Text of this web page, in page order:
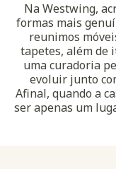
Na Westwing,
formas mais
reunimos
tapetes, além de
uma curadoria
evoluir junto
Afinal, quando a
ser apenas um